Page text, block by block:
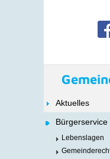
Aktuelles
Bürgerservice
Lebenslagen